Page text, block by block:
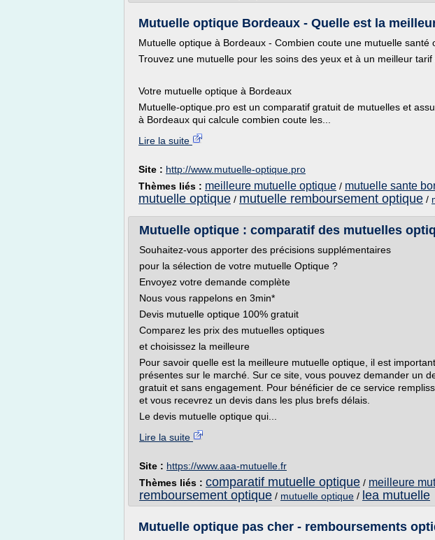
Mutuelle optique Bordeaux - Quelle est la
Mutuelle optique à Bordeaux - Combien coute une mutuelle santé
Trouvez une mutuelle pour les soins des yeux et à un meilleur
Votre mutuelle optique à Bordeaux
Mutuelle-optique.pro est un comparatif gratuit de mutuelles et
à Bordeaux qui calcule combien coute les...
Lire la suite
Site : http://www.mutuelle-optique.pro
Thèmes liés : meilleure mutuelle optique / mutuelle sante
mutuelle optique / mutuelle remboursement optique /
Mutuelle optique : comparatif des mutuelles
Souhaitez-vous apporter des précisions supplémentaires
pour la sélection de votre mutuelle Optique ?
Envoyez votre demande complète
Nous vous rappelons en 3min*
Devis mutuelle optique 100% gratuit
Comparez les prix des mutuelles optiques
et choisissez la meilleure
Pour savoir quelle est la meilleure mutuelle optique, il est
présentes sur le marché. Sur ce site, vous pouvez demander un
gratuit et sans engagement. Pour bénéficier de ce service
et vous recevrez un devis dans les plus brefs délais.
Le devis mutuelle optique qui...
Lire la suite
Site : https://www.aaa-mutuelle.fr
Thèmes liés : comparatif mutuelle optique / meilleure
remboursement optique / mutuelle optique / lea mutuelle
Mutuelle optique pas cher - remboursements